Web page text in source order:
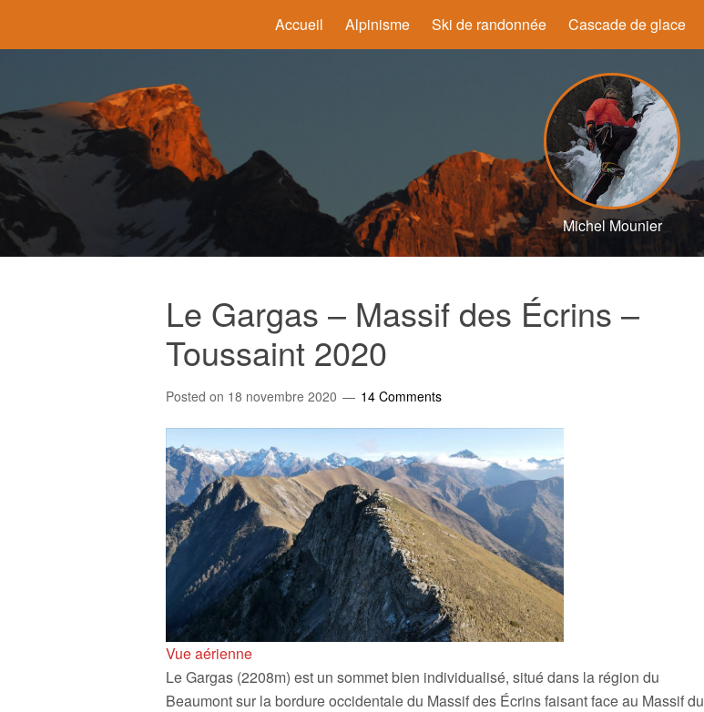
Accueil Alpinisme Ski de randonnée Cascade de glace
Michel Mounier
Le Gargas – Massif des Écrins –
Toussaint 2020
Posted on 18 novembre 2020 14 Comments
Vue aérienne
Le Gargas (2208m) est un sommet bien individualisé, situé dans la région du
Beaumont sur la bordure occidentale du Massif des Écrins faisant face au Massif du